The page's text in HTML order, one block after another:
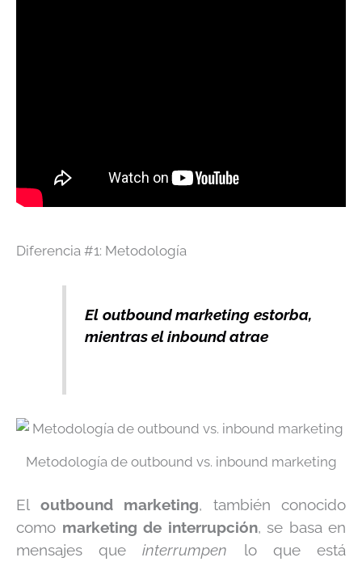
Diferencia #1: Metodología
El outbound marketing estorba,
mientras el inbound atrae
Metodología de outbound vs. inbound marketing
El outbound marketing, también conocido
como marketing de interrupción, se basa en
mensajes queinterrumpen lo que está